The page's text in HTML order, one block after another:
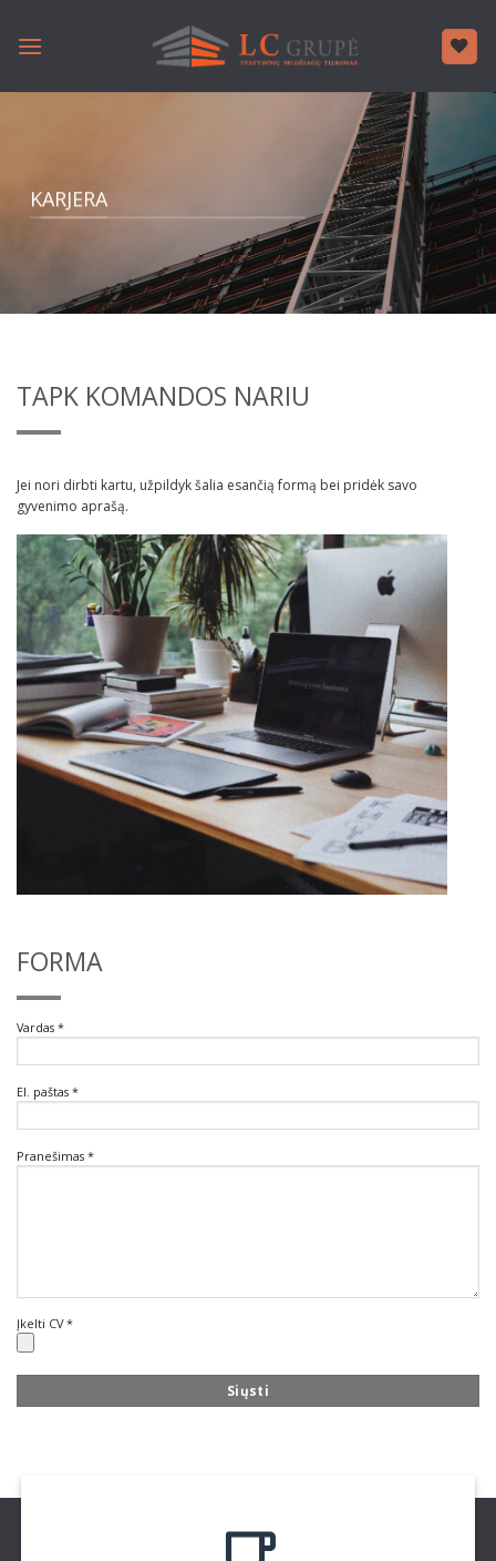
KARJERA
TAPK KOMANDOS NARIU
Jei nori dirbti kartu, užpildyk šalia esančią formą bei pridėk savo
gyvenimo aprašą.
FORMA
Vardas *
El. paštas *
Pranešimas *
Įkelti CV *